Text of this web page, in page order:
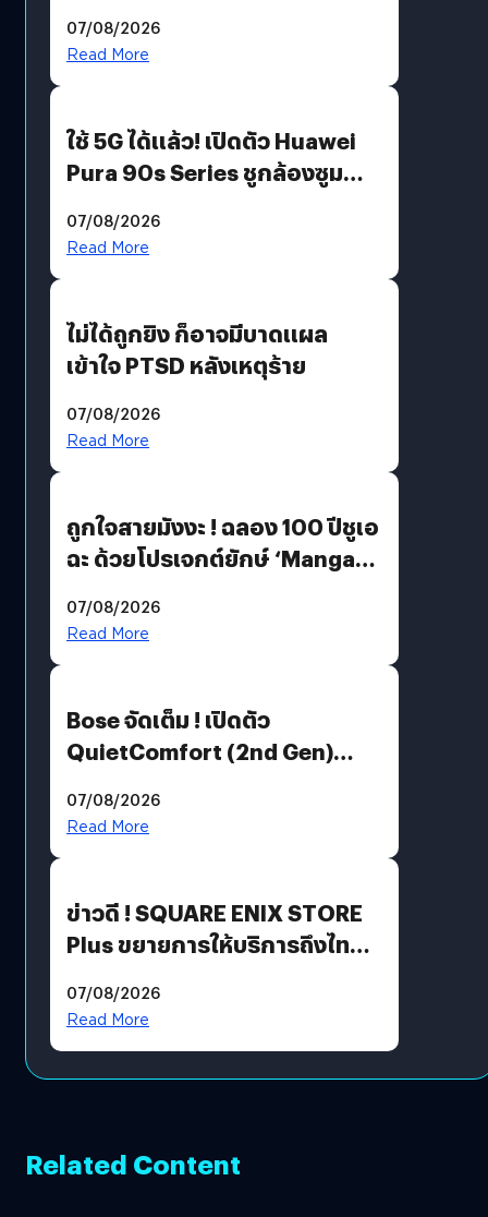
บริโภคและ B2B
07/08/2026
Read More
ใช้ 5G ได้แล้ว! เปิดตัว Huawei
Pura 90s Series ชูกล้องซูม
07/08/2026
Read More
ไม่ได้ถูกยิง ก็อาจมีบาดแผล
เข้าใจ PTSD หลังเหตุร้าย
07/08/2026
Read More
ถูกใจสายมังงะ ! ฉลอง 100 ปีชูเอ
ฉะ ด้วยโปรเจกต์ยักษ์ ‘Manga
มีภาษาไทยด้วย
07/08/2026
Read More
Bose จัดเต็ม ! เปิดตัว
QuietComfort (2nd Gen)
07/08/2026
Read More
ข่าวดี ! SQUARE ENIX STORE
Plus ขยายการให้บริการถึงไทย
โดยตรง
07/08/2026
Read More
Related Content